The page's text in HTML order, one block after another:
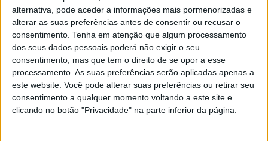
alternativa, pode aceder a informações mais pormenorizadas e
alterar as suas preferências antes de consentir ou recusar o
consentimento. Tenha em atenção que algum processamento
dos seus dados pessoais poderá não exigir o seu
consentimento, mas que tem o direito de se opor a esse
processamento. As suas preferências serão aplicadas apenas a
este website. Você pode alterar suas preferências ou retirar seu
consentimento a qualquer momento voltando a este site e
clicando no botão "Privacidade" na parte inferior da página.
do campeonato, o impacto das televisões por subscrição
e, sobretudo, o vazio mediático deixado pela saída de
Valentino Rossi.
Apesar do domínio absoluto da Ducati nos últimos anos,
com quatro títulos consecutivos no MotoGP, Tardozzi
reconhece que o campeonato perdeu parte da sua
capacidade de atrair o grande público, especialmente em